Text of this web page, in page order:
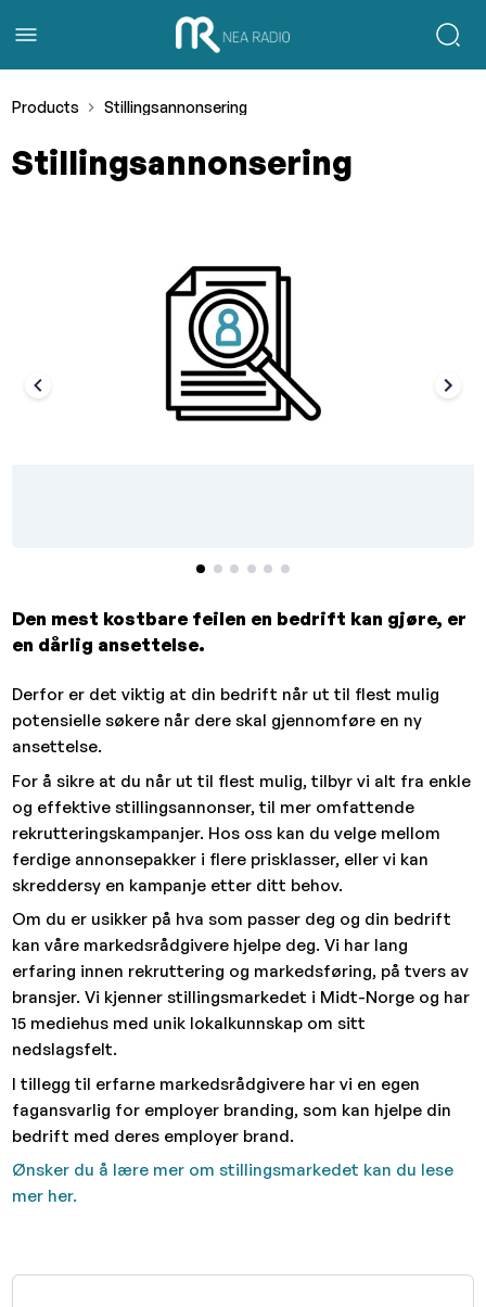
Products Stillingsannonsering
Stillingsannonsering
Den mest kostbare feilen en bedrift kan gjøre, er
en dårlig ansettelse.
Derfor er det viktig at din bedrift når ut til flest mulig
potensielle søkere når dere skal gjennomføre en ny
ansettelse.
For å sikre at du når ut til flest mulig, tilbyr vi alt fra enkle
og effektive stillingsannonser, til mer omfattende
rekrutteringskampanjer. Hos oss kan du velge mellom
ferdige annonsepakker i flere prisklasser, eller vi kan
skreddersy en kampanje etter ditt behov.
Om du er usikker på hva som passer deg og din bedrift
kan våre markedsrådgivere hjelpe deg. Vi har lang
erfaring innen rekruttering og markedsføring, på tvers av
bransjer. Vi kjenner stillingsmarkedet i Midt-Norge og har
15 mediehus med unik lokalkunnskap om sitt
nedslagsfelt.
I tillegg til erfarne markedsrådgivere har vi en egen
fagansvarlig for employer branding, som kan hjelpe din
bedrift med deres employer brand.
Ønsker du å lære mer om stillingsmarkedet kan du lese
mer her.